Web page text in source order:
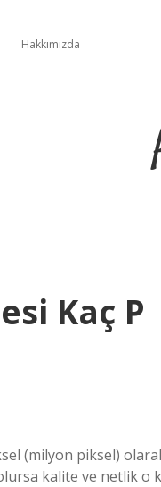
Hakkımızda
Kaç P
(milyon piksel)
kalite ve netlik o